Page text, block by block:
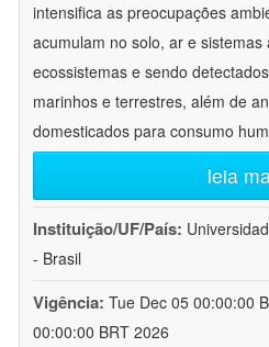
intensifica as preocupações
acumulam no solo, ar e sistemas
ecossistemas e sendo
marinhos e terrestres, além de
domesticados para consumo
leia
Instituição/UF/País:
- Brasil
Vigência: Tue Dec 05 00:00:00
00:00:00 BRT 2026